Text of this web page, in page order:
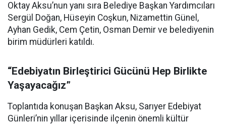
Oktay Aksu’nun yanı sıra Belediye Başkan Yardımcıları
Sergül Doğan, Hüseyin Coşkun, Nizamettin Günel,
Ayhan Gedik, Cem Çetin, Osman Demir ve belediyenin
birim müdürleri katıldı.
“Edebiyatın Birleştirici Gücünü Hep Birlikte
Yaşayacağız”
Toplantıda konuşan Başkan Aksu, Sarıyer Edebiyat
Günleri’nin yıllar içerisinde ilçenin önemli kültür